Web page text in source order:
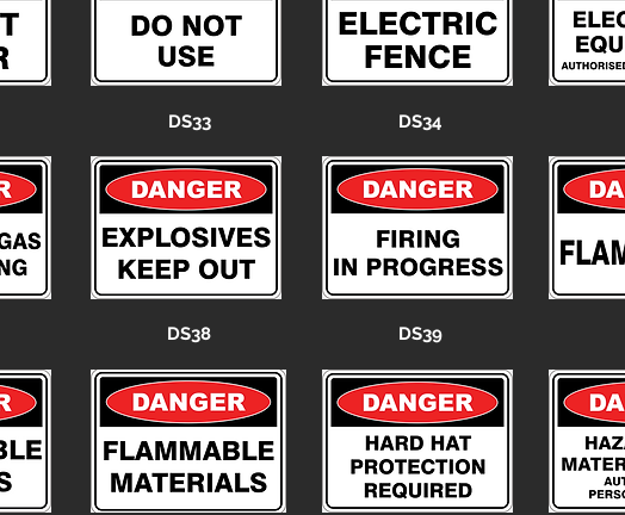
DS33
DS38
DS34
DS39